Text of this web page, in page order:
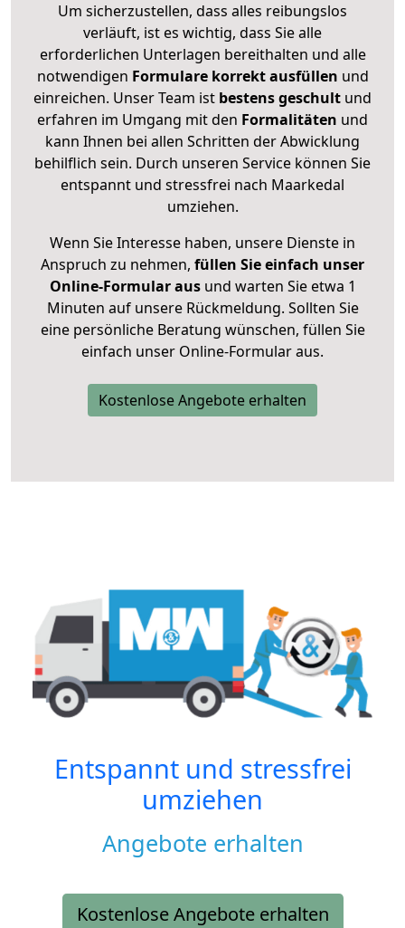
Um sicherzustellen, dass alles reibungslos
verläuft, ist es wichtig, dass Sie alle
erforderlichen Unterlagen bereithalten und alle
notwendigen Formulare korrekt ausfüllen und
einreichen. Unser Team ist bestens geschult und
erfahren im Umgang mit den Formalitäten und
kann Ihnen bei allen Schritten der Abwicklung
behilflich sein. Durch unseren Service können Sie
entspannt und stressfrei nach Maarkedal
umziehen.
Wenn Sie Interesse haben, unsere Dienste in
Anspruch zu nehmen, füllen Sie einfach unser
Online-Formular ausund warten Sie etwa 1
Minuten auf unsere Rückmeldung. Sollten Sie
eine persönliche Beratung wünschen, füllen Sie
einfach unser Online-Formular aus.
Kostenlose Angebote erhalten
Entspannt und stressfrei
umziehen
Angebote erhalten
Kostenlose Angebote erhalten